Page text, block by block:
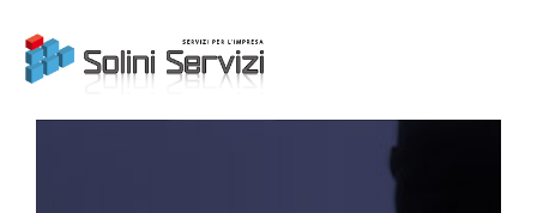
content